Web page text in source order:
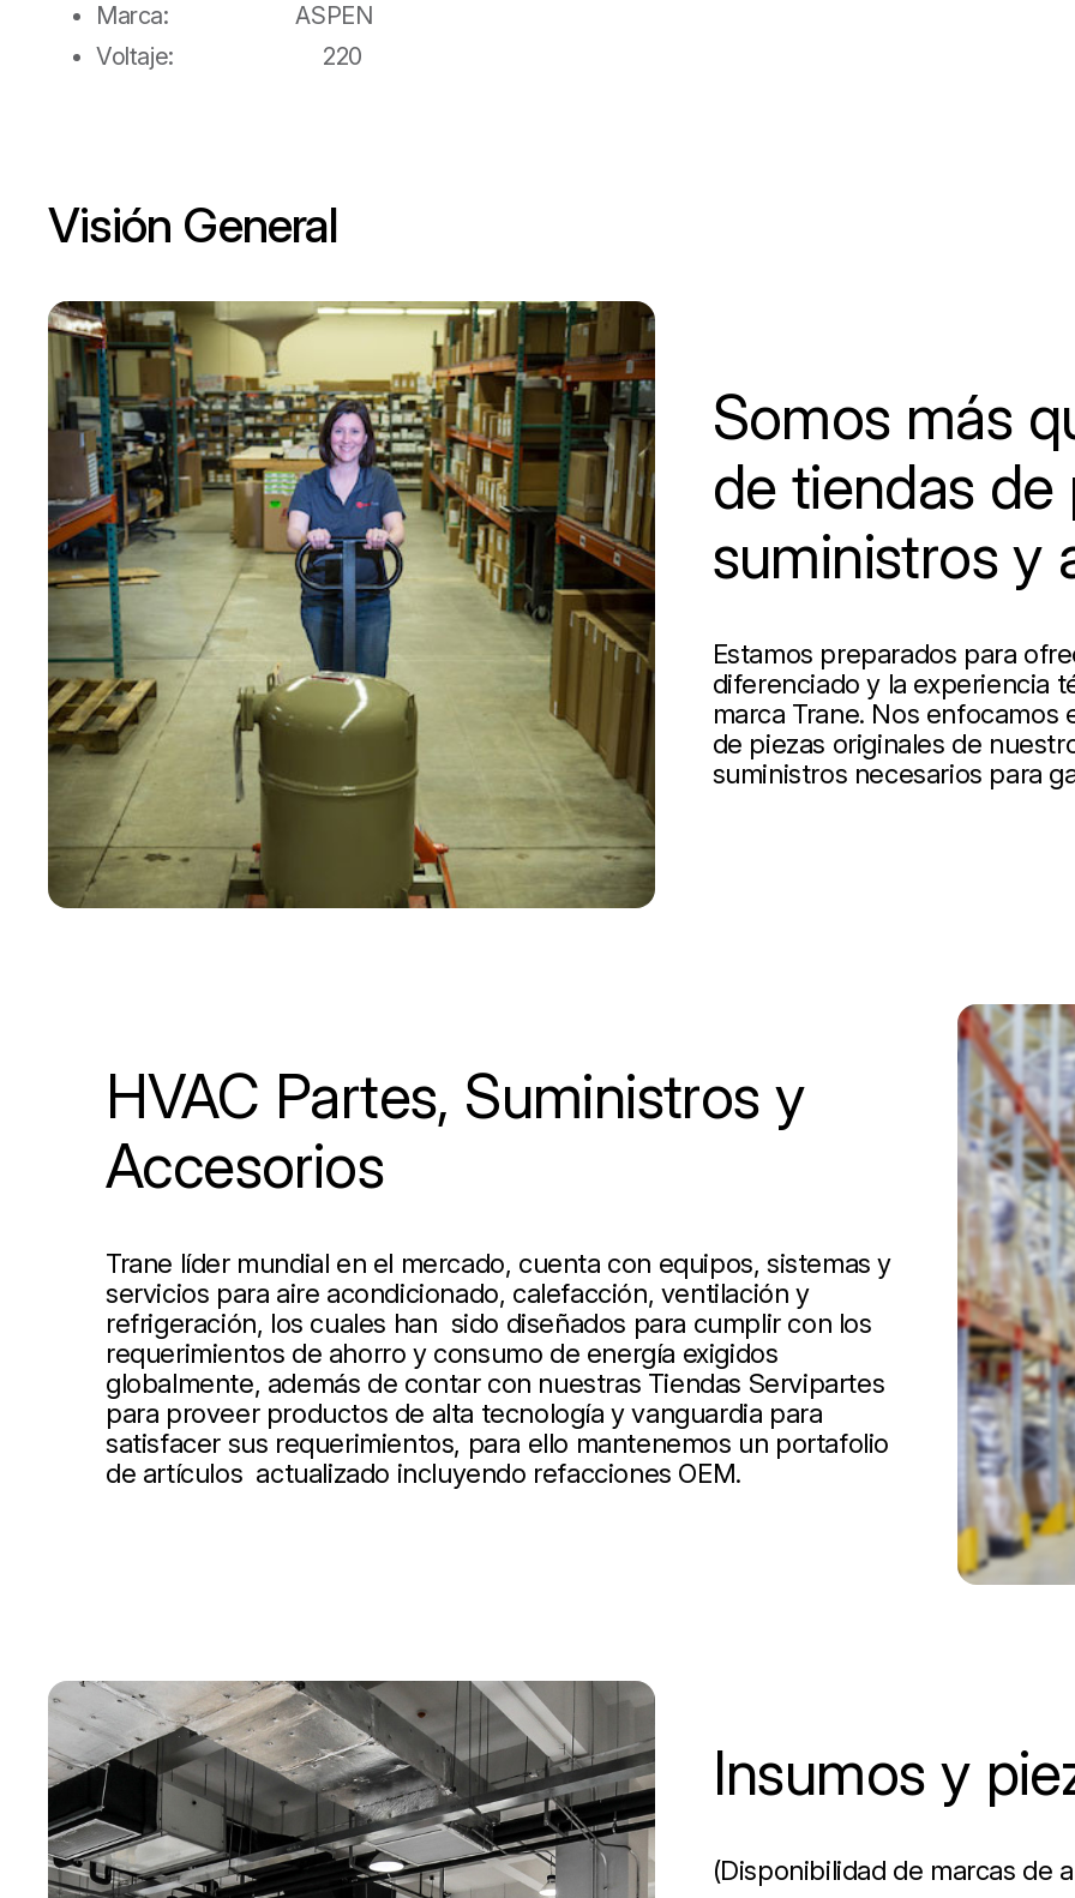
Marca: ASPEN
Voltaje: 220
Visión General
Somos más
de tiendas de
suministros y
Estamos preparados para
diferenciado y la experiencia
marca Trane. Nos
de piezas originales de
suministros necesarios para
HVAC Partes, Suministros y
Accesorios
Trane líder mundial en el mercado, cuenta con equipos, sistemas y
servicios para aire acondicionado, calefacción, ventilación y
refrigeración, los cuales han sido diseñados para cumplir con los
requerimientos de ahorro y consumo de energía exigidos
globalmente, además de contar con nuestras Tiendas Servipartes
para proveer productos de alta tecnología y vanguardia para
satisfacer sus requerimientos, para ello mantenemos un portafolio
de artículos actualizado incluyendo refacciones OEM.
Insumos y
(Disponibilidad de marcas de